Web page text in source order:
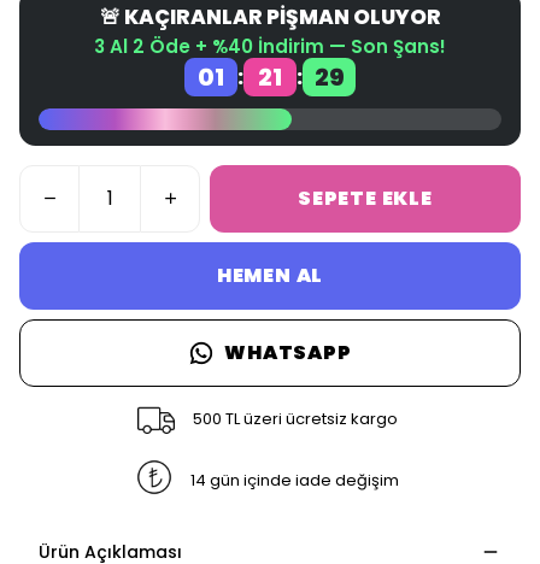
🚨 KAÇIRANLAR PİŞMAN OLUYOR
3 Al 2 Öde + %40 İndirim — Son Şans!
01 : 21 : 29
SEPETE EKLE
HEMEN AL
WHATSAPP
500 TL üzeri ücretsiz kargo
14 gün içinde iade değişim
Ürün Açıklaması